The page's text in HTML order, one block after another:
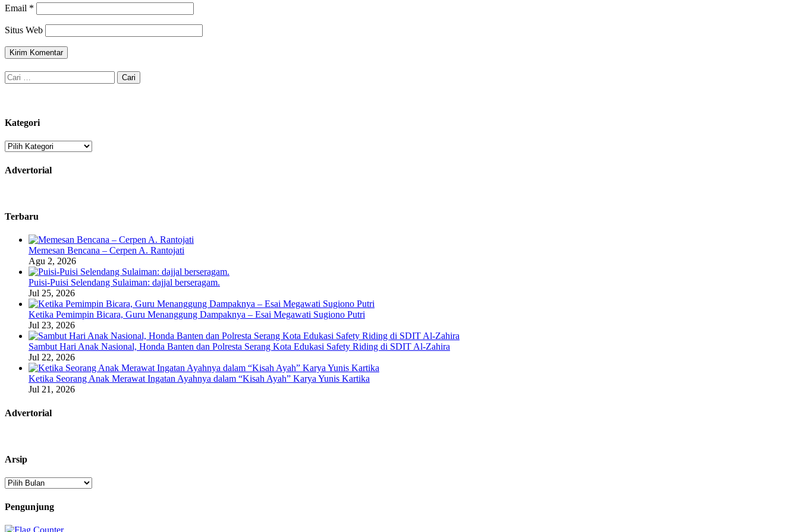
Email *
Situs Web
Cari
untuk:
Kategori
Kategori
Advertorial
Terbaru
Memesan Bencana – Cerpen A. Rantojati
Agu 2, 2026
Puisi-Puisi Selendang Sulaiman: dajjal berseragam.
Jul 25, 2026
Ketika Pemimpin Bicara, Guru Menanggung Dampaknya – Esai Megawati Sugiono Putri
Jul 23, 2026
Sambut Hari Anak Nasional, Honda Banten dan Polresta Serang Kota Edukasi Safety Riding di SDIT Al-Zahira
Jul 22, 2026
Ketika Seorang Anak Merawat Ingatan Ayahnya dalam “Kisah Ayah” Karya Yunis Kartika
Jul 21, 2026
Advertorial
Arsip
Arsip
Pengunjung